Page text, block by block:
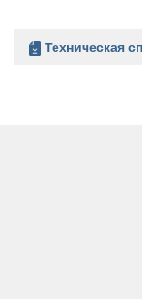
Техническая